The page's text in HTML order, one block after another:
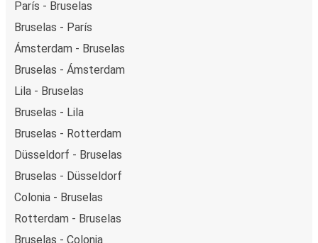
París - Bruselas
Bruselas - París
Ámsterdam - Bruselas
Bruselas - Ámsterdam
Lila - Bruselas
Bruselas - Lila
Bruselas - Rotterdam
Düsseldorf - Bruselas
Bruselas - Düsseldorf
Colonia - Bruselas
Rotterdam - Bruselas
Bruselas - Colonia